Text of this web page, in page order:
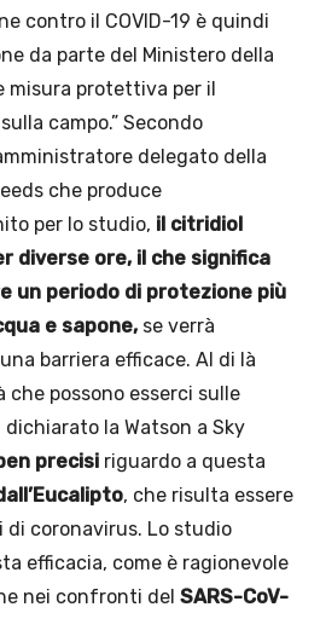
contro il COVID-19 è quindi
da parte del Ministero della
misura protettiva per il
campo.” Secondo
delegato della
che produce
per lo studio, il citridiol
diverse ore, il che significa
un periodo di protezione più
e sapone, se verrà
barriera efficace. Al di là
che possono esserci sulle
la Watson a Sky
precisi riguardo a questa
, che risulta essere
coronavirus. Lo studio
efficacia, come è ragionevole
nei confronti del SARS-CoV-